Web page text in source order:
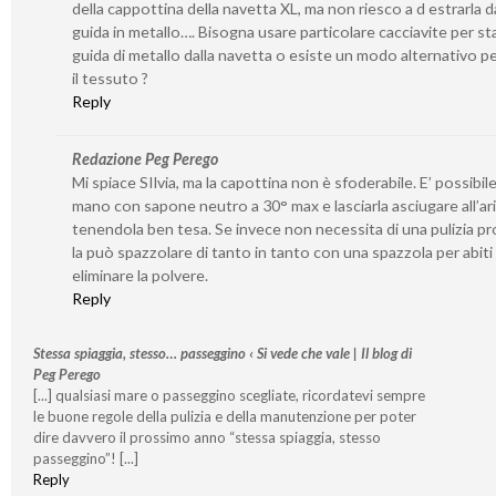
della cappottina della navetta XL, ma non riesco a d estrarla
guida in metallo…. Bisogna usare particolare cacciavite per
guida di metallo dalla navetta o esiste un modo alternativo
il tessuto ?
Reply
Redazione Peg Perego
Mi spiace SIlvia, ma la capottina non è sfoderabile. E’
mano con sapone neutro a 30° max e lasciarla asciugare
tenendola ben tesa. Se invece non necessita di una pulizia
la può spazzolare di tanto in tanto con una spazzola per abiti
eliminare la polvere.
Reply
Stessa spiaggia, stesso… passeggino ‹ Si vede che vale | Il blog di
Peg Perego
[...] qualsiasi mare o passeggino scegliate, ricordatevi sempre
le buone regole della pulizia e della manutenzione per poter
dire davvero il prossimo anno “stessa spiaggia, stesso
passeggino”! [...]
Reply